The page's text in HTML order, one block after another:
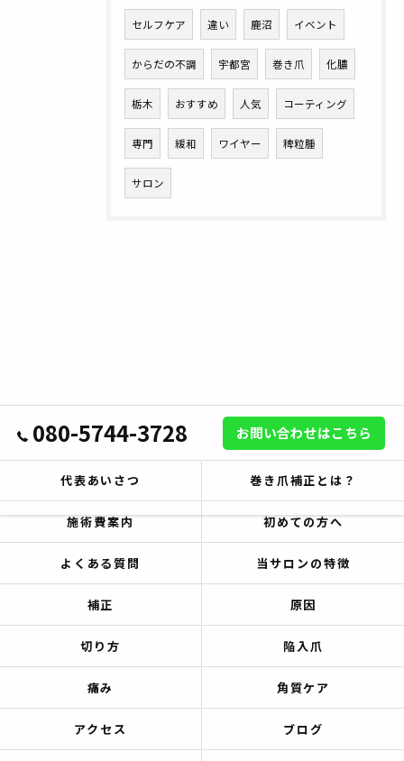
セルフケア 違い 鹿沼 イベント
からだの不調 宇都宮 巻き爪 化膿
栃木 おすすめ 人気 コーティング
専門 緩和 ワイヤー 稗粒腫
サロン
080-5744-3728 お問い合わせはこちら
代表あいさつ 巻き爪補正とは？
施術費案内 初めての方へ
よくある質問 当サロンの特徴
補正 原因
切り方 陥入爪
痛み 角質ケア
アクセス ブログ